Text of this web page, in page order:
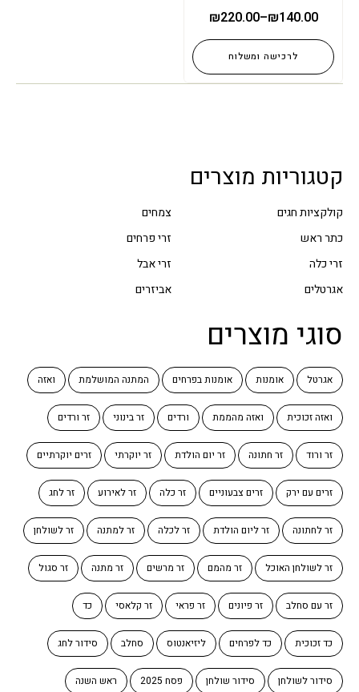
קטגוריות מוצרים
קולקציות חגים
צמחים
כתר ראש
זרי פרחים
זרי כלה
זרי אבל
אגרטלים
אביזרים
סוגי מוצרים
אגרטל אומנות אומנות בפרחים המתנה המושלמת ואזה
ואזה זכוכית ואזה מהממת ורדים זר בינוני זר ורדים
זר ורוד זר חתונה זר יום הולדת זר יוקרתי זרים יוקרתיים
זרים עם ירק זרים צבעוניים זר כלה זר לאירוע זר לחג
זר לחתונה זר ליום הולדת זר לכלה זר למתנה זר לשולחן
זר לשולחן האוכל זר מהמם זר מרשים זר מתנה זר סגול
זר עם סחלב זר פיונים זר פראי זר קלאסי כד
כד זכוכית כד לפרחים ליזיאנטוס סחלב סידור לחג
סידור לשולחן סידור שולחן פסח 2025 ראש השנה
₪140.00
–
₪220.00
לרכישה ומשלוח